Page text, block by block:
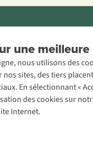
une
nous utilisons des
sites, des tiers
En sélectionnant «
des cookies sur
Internet.